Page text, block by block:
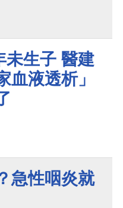
未生子 醫建
血液透析」
急性咽炎就